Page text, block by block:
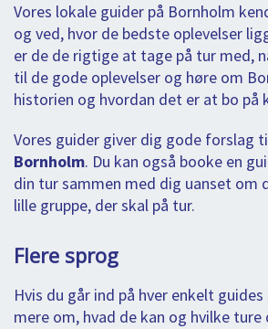
Vores lokale guider på Bornholm
og ved, hvor de bedste oplevelser
er de de rigtige at tage på tur med,
til de gode oplevelser og høre om
historien og hvordan det er at bo på
Vores guider giver dig gode forslag
Bornholm. Du kan også booke en
din tur sammen med dig uanset om
lille gruppe, der skal på tur.
Flere sprog
Hvis du går ind på hver enkelt
mere om, hvad de kan og hvilke